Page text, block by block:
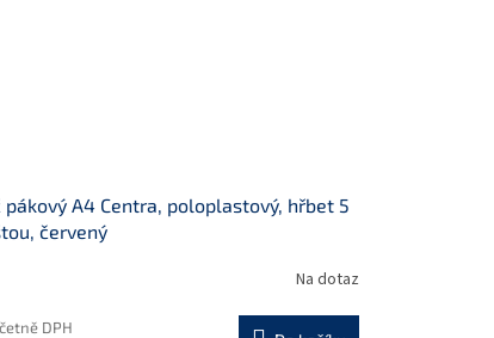
pákový A4 Centra, poloplastový, hřbet 5
červený
Na dotaz
DPH